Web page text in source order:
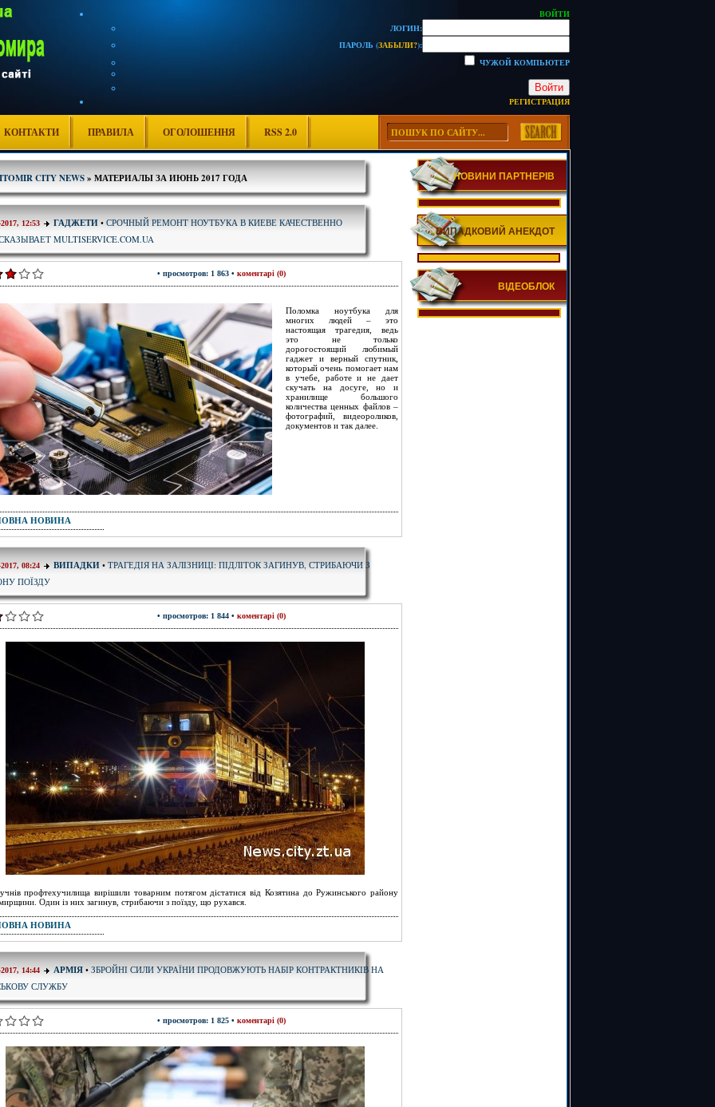
ВОЙТИ
ЛОГИН:
ПАРОЛЬ (ЗАБЫЛИ?):
ЧУЖОЙ КОМПЬЮТЕР
Войти
РЕГИСТРАЦИЯ
КОНТАКТИ ПРАВИЛА ОГОЛОШЕННЯ RSS 2.0
CITY NEWS» МАТЕРИАЛЫ ЗА ИЮНЬ 2017 ГОДА
12:53 ГАДЖЕТИ • СРОЧНЫЙ РЕМОНТ НОУТБУКА В КИЕВЕ КАЧЕСТВЕННО
MULTISERVICE.COM.UA
• просмотров: 1 863 • коментарі (0)
Поломка ноутбука для
многих людей – это
настоящая трагедия, ведь
это не только
дорогостоящий любимый
гаджет и верный спутник,
который очень помогает нам
в учебе, работе и не дает
скучать на досуге, но и
хранилище большого
количества ценных файлов –
фотографий, видеороликов,
документов и так далее.
НОВИНА
08:24 ВИПАДКИ • ТРАГЕДІЯ НА ЗАЛІЗНИЦІ: ПІДЛІТОК ЗАГИНУВ, СТРИБАЮЧИ З
ПОЇЗДУ
• просмотров: 1 844 • коментарі (0)
профтехучилища вирішили товарним потягом дістатися від Козятина до Ружинського району
Один із них загинув, стрибаючи з поїзду, що рухався.
НОВИНА
14:44 АРМІЯ • ЗБРОЙНІ СИЛИ УКРАЇНИ ПРОДОВЖУЮТЬ НАБІР КОНТРАКТНИКІВ НА
СЛУЖБУ
• просмотров: 1 825 • коментарі (0)
НОВИНИ ПАРТНЕРІВ
ВИПАДКОВИЙ АНЕКДОТ
ВІДЕОБЛОК